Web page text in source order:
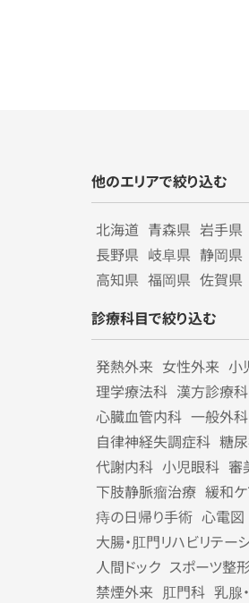
他のエリアで絞り込む
北海道 青森県 岩手県
長野県 岐阜県 静岡県
高知県 福岡県 佐賀県
診療科目で絞り込む
発熱外来 女性外来 小
理学療法科 漢方診療科
心臓血管内科 一般外科
自律神経失調症科 糖
代謝内科 小児眼科 審
下肢静脈瘤治療 緩和
痔の日帰り手術 心電図
大腸・肛門リハビリテー
人間ドック スポーツ整
禁煙外来 肛門科 乳腺